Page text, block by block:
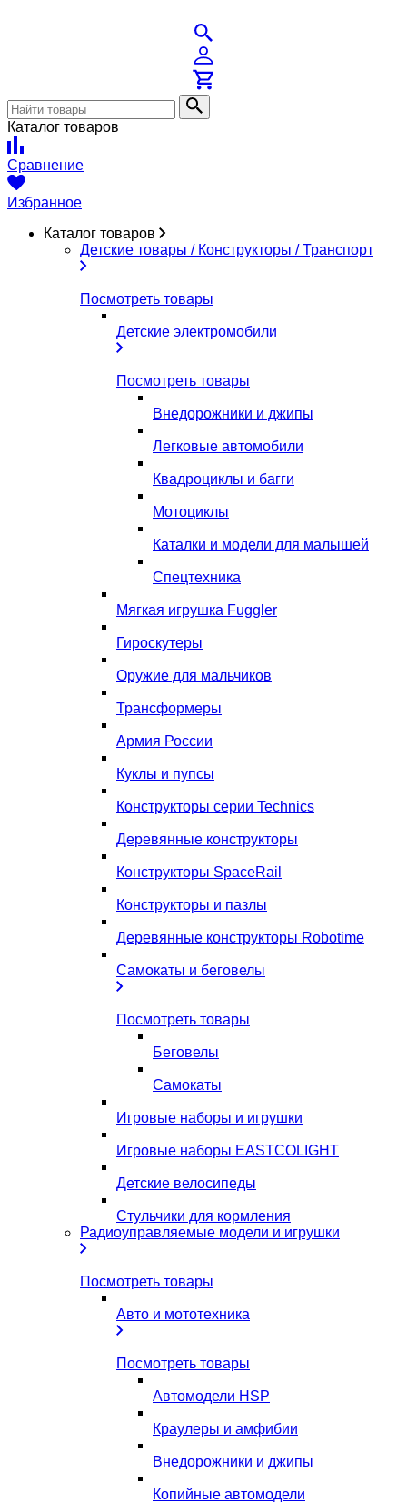
Каталог товаров
Сравнение
Избранное
Каталог товаров
Детские товары / Конструкторы / Транспорт
Посмотреть товары
Детские электромобили
Посмотреть товары
Внедорожники и джипы
Легковые автомобили
Квадроциклы и багги
Мотоциклы
Каталки и модели для малышей
Спецтехника
Мягкая игрушка Fuggler
Гироскутеры
Оружие для мальчиков
Трансформеры
Армия России
Куклы и пупсы
Конструкторы серии Technics
Деревянные конструкторы
Конструкторы SpaceRail
Конструкторы и пазлы
Деревянные конструкторы Robotime
Самокаты и беговелы
Посмотреть товары
Беговелы
Самокаты
Игровые наборы и игрушки
Игровые наборы EASTCOLIGHT
Детские велосипеды
Стульчики для кормления
Радиоуправляемые модели и игрушки
Посмотреть товары
Авто и мототехника
Посмотреть товары
Автомодели HSP
Краулеры и амфибии
Внедорожники и джипы
Копийные автомодели